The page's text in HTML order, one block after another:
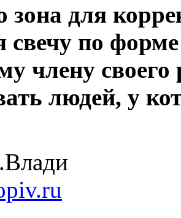
для
по форме
члену своего
людей, у